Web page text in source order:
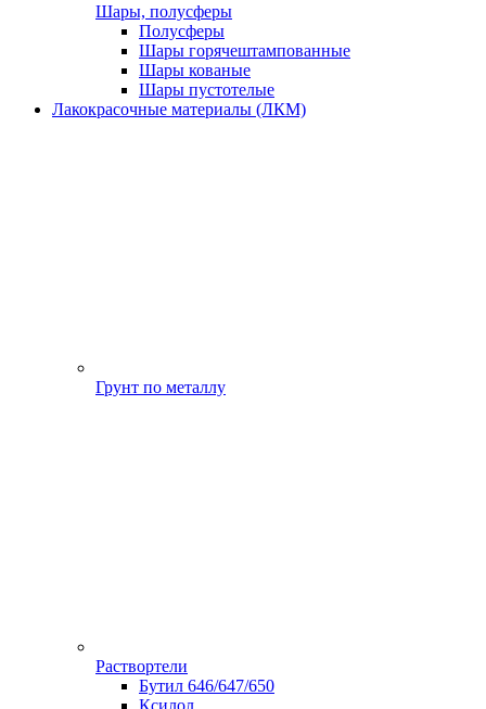
Шары, полусферы
Полусферы
Шары горячештампованные
Шары кованые
Шары пустотелые
Лакокрасочные материалы (ЛКМ)
Грунт по металлу
Раствортели
Бутил 646/647/650
Ксилол